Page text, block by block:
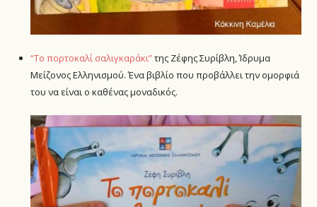
“Το πορτοκαλί σαλιγκαράκι”της Ζέφης Συρίβλη, Ίδρυμα
Μείζονος Ελληνισμού. Ένα βιβλίο που προβάλλει την ομορφιά
του να είναι ο καθένας μοναδικός.